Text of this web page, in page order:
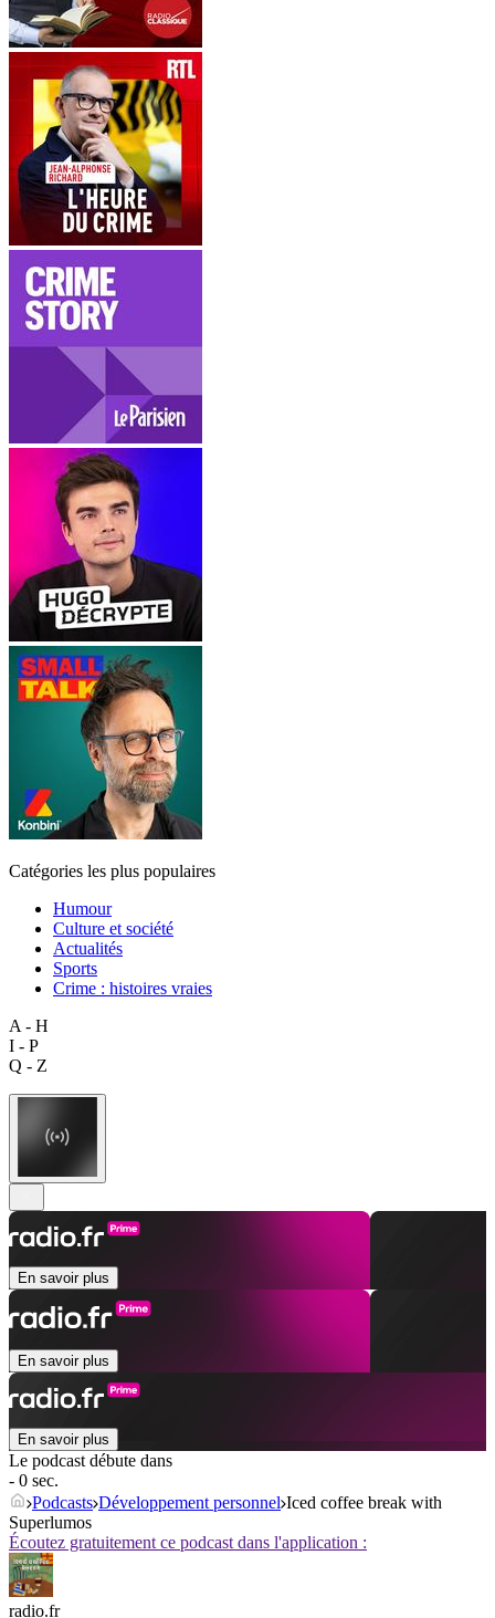
Catégories les plus populaires
Humour
Culture et société
Actualités
Sports
Crime : histoires vraies
A - H
I - P
Q - Z
En savoir plus
En savoir plus
En savoir plus
Le podcast débute dans
- 0 sec.
Podcasts Développement personnel Iced coffee break with
Superlumos
Écoutez gratuitement ce podcast dans l'application :
radio.fr